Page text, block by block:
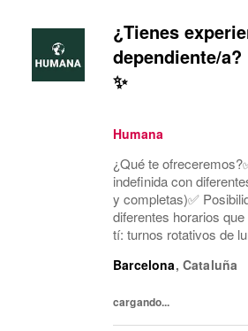
¿Tienes
dependiente/a?
✨
Humana
¿Qué te
indefinida con
y completas)✅
diferentes horarios
tí: turnos rotativos de
laboral en cinco días a
Barcelona, Cataluña
cargando...